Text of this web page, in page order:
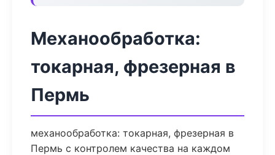
Механообработка:
токарная, фрезерная в
Пермь
механообработка: токарная, фрезерная в
Пермь с контролем качества на каждом